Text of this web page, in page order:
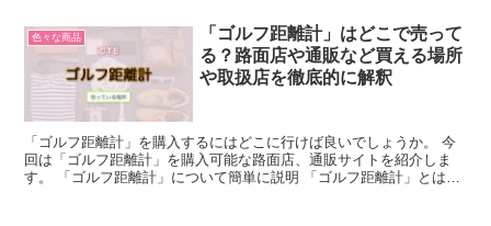
色々な商品
「ゴルフ距離計」はどこで売って
る？路面店や通販など買える場所
や取扱店を徹底的に解釈
「ゴルフ距離計」を購入するにはどこに行けば良いでしょうか。 今
回は「ゴルフ距離計」を購入可能な路面店、通販サイトを紹介しま
す。 「ゴルフ距離計」について簡単に説明 「ゴルフ距離計」とは、